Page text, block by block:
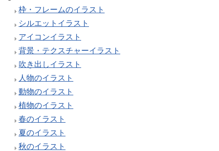
枠・フレームのイラスト
シルエットイラスト
アイコンイラスト
背景・テクスチャーイラスト
吹き出しイラスト
人物のイラスト
動物のイラスト
植物のイラスト
春のイラスト
夏のイラスト
秋のイラスト